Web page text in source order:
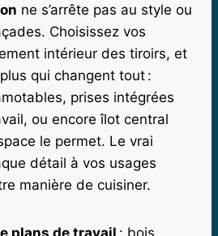
ne s’arrête pas au style ou
Choisissez vos
intérieur des tiroirs, et
qui changent tout :
prises intégrées
ou encore îlot central
le permet. Le vrai
détail à vos usages
manière de cuisiner.
plans de travail : bois